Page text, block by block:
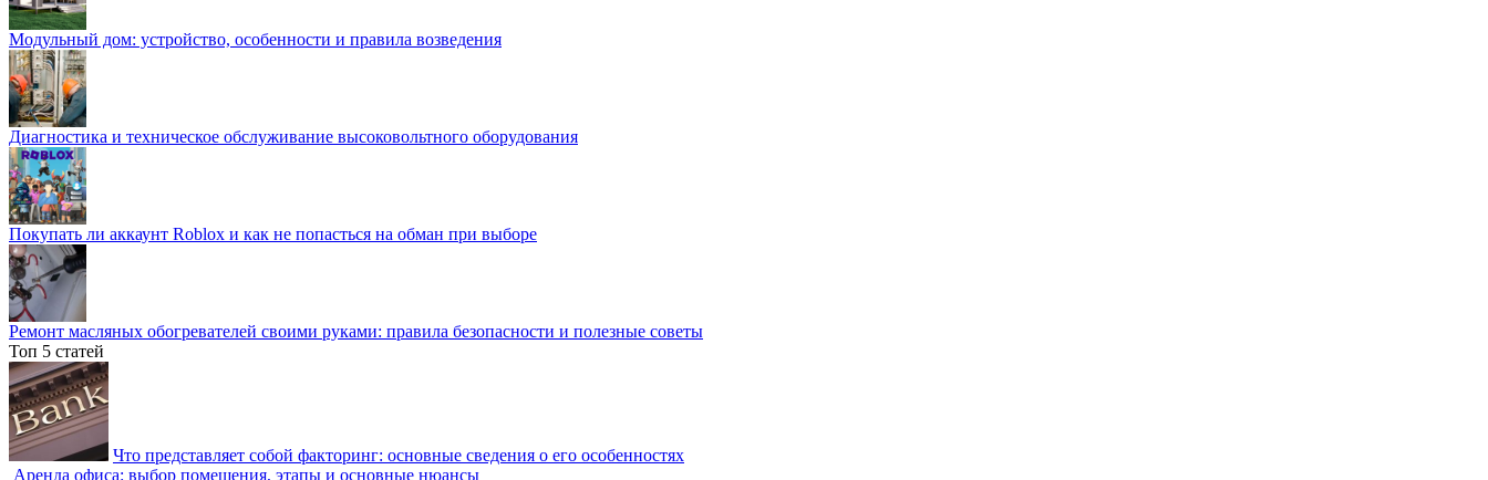
Модульный дом: устройство, особенности и правила возведения
Диагностика и техническое обслуживание высоковольтного оборудования
Покупать ли аккаунт Roblox и как не попасться на обман при выборе
Ремонт масляных обогревателей своими руками: правила безопасности и полезные советы
Топ 5 статей
Что представляет собой факторинг: основные сведения о его особенностях
Аренда офиса: выбор помещения, этапы и основные нюансы